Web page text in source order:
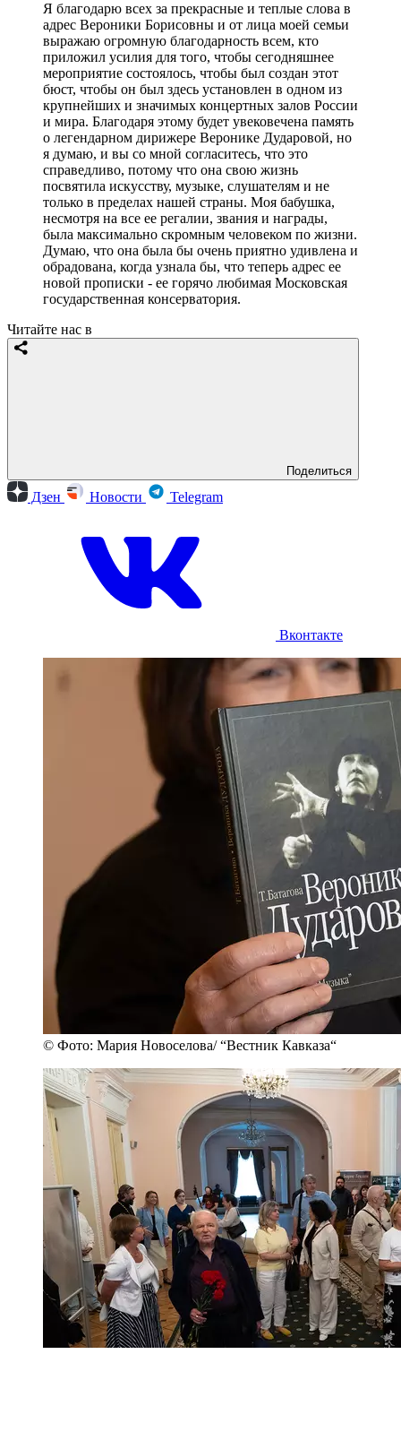
Я благодарю всех за прекрасные и теплые слова в
адрес Вероники Борисовны и от лица моей семьи
выражаю огромную благодарность всем, кто
приложил усилия для того, чтобы сегодняшнее
мероприятие состоялось, чтобы был создан этот
бюст, чтобы он был здесь установлен в одном из
крупнейших и значимых концертных залов России
и мира. Благодаря этому будет увековечена память
о легендарном дирижере Веронике Дударовой, но
я думаю, и вы со мной согласитесь, что это
справедливо, потому что она свою жизнь
посвятила искусству, музыке, слушателям и не
только в пределах нашей страны. Моя бабушка,
несмотря на все ее регалии, звания и награды,
была максимально скромным человеком по жизни.
Думаю, что она была бы очень приятно удивлена и
обрадована, когда узнала бы, что теперь адрес ее
новой прописки - ее горячо любимая Московская
государственная консерватория.
Читайте нас в
Поделиться
Дзен Новости Telegram
Вконтакте
© Фото: Мария Новоселова/ “Вестник Кавказа“